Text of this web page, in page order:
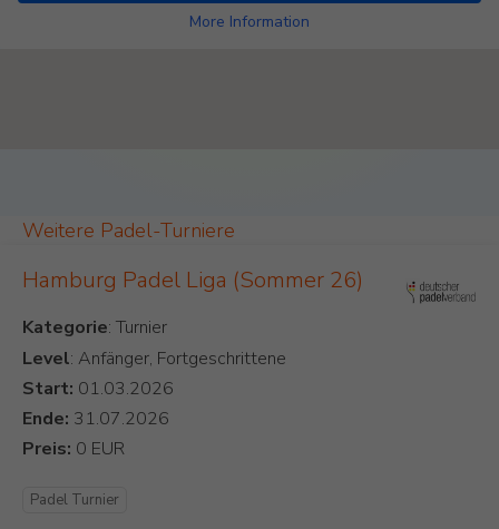
More Information
Weitere Padel-Turniere
Hamburg Padel Liga (Sommer 26)
Kategorie
Level: Anfänger, Fortgeschrittene
Start:
Ende:
Preis:
Padel Turnier